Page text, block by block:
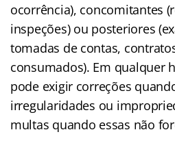
ocorrência), concomitantes
inspeções) ou posteriores
tomadas de contas,
consumados). Em qualquer
pode exigir correções
irregularidades ou
multas quando essas não